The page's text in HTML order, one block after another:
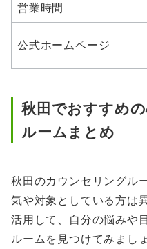
営業時間
公式ホームページ
秋田でおすすめ
ルームまとめ
秋田のカウンセリングル
気や対象としている方は
活用して、自分の悩みや
ルームを見つけてみましょ